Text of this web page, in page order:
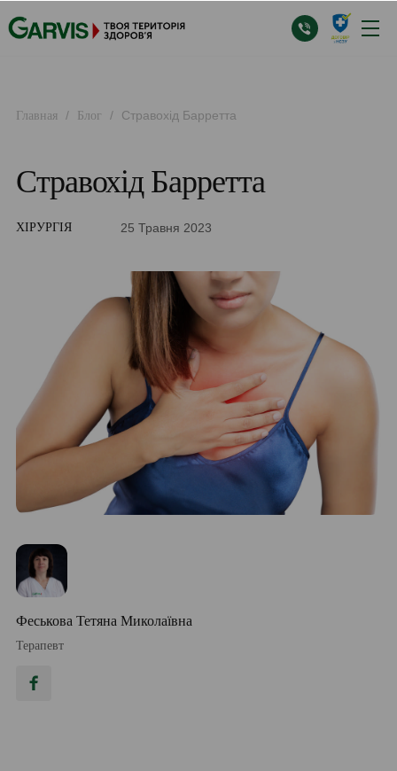
Главная / Блог / Стравохід Барретта
Стравохід Барретта
ХІРУРГІЯ 25 Травня 2023
Феськова Тетяна Миколаївна
Терапевт